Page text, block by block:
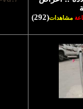
مشاهدات(292)